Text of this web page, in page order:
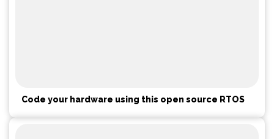
Code your hardware using this open source RTOS